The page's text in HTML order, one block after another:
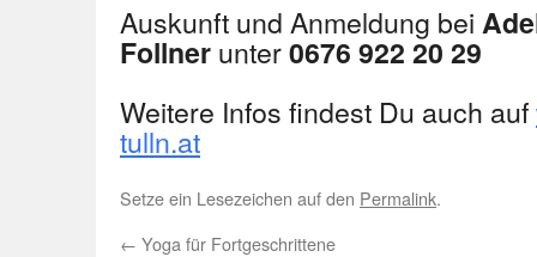
Auskunft und Anmeldung bei
Follner unter0676 922 20 29
Weitere Infos findest Du auch auf
tulln.at
Setze ein Lesezeichen auf den Permalink.
← Yoga für Fortgeschrittene